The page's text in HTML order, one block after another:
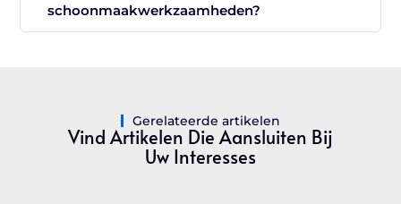
schoonmaakwerkzaamheden?
Gerelateerde artikelen
Vind Artikelen Die Aansluiten Bij
Uw Interesses